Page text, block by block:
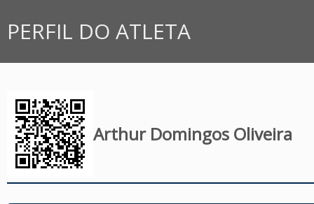
PERFIL DO ATLETA
Arthur Domingos Oliveira